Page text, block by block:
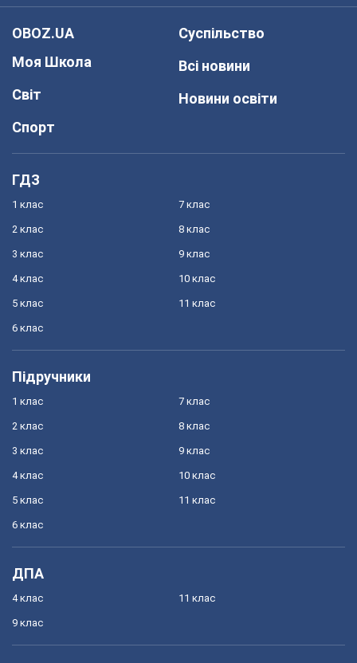
OBOZ.UA
Моя Школа
Світ
Спорт
Суспільство
Всі новини
Новини освіти
ГДЗ
1 клас
2 клас
3 клас
4 клас
5 клас
6 клас
7 клас
8 клас
9 клас
10 клас
11 клас
Підручники
1 клас
2 клас
3 клас
4 клас
5 клас
6 клас
7 клас
8 клас
9 клас
10 клас
11 клас
ДПА
4 клас
9 клас
11 клас